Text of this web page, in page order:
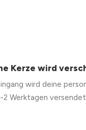
Kerze wird
wird deine
2 Werktagen